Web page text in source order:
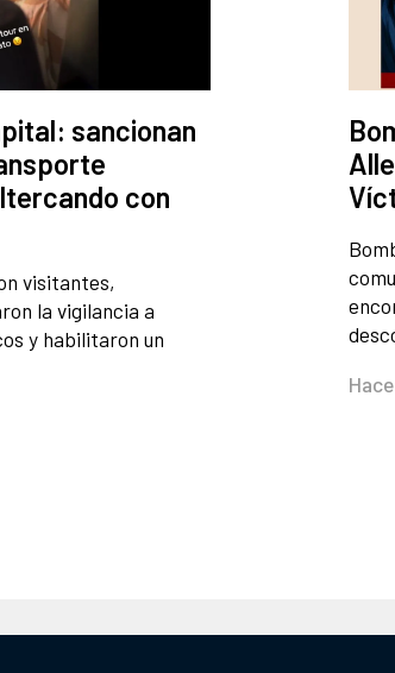
sancionan
con
visitantes,
la vigilancia a
y habilitaron un